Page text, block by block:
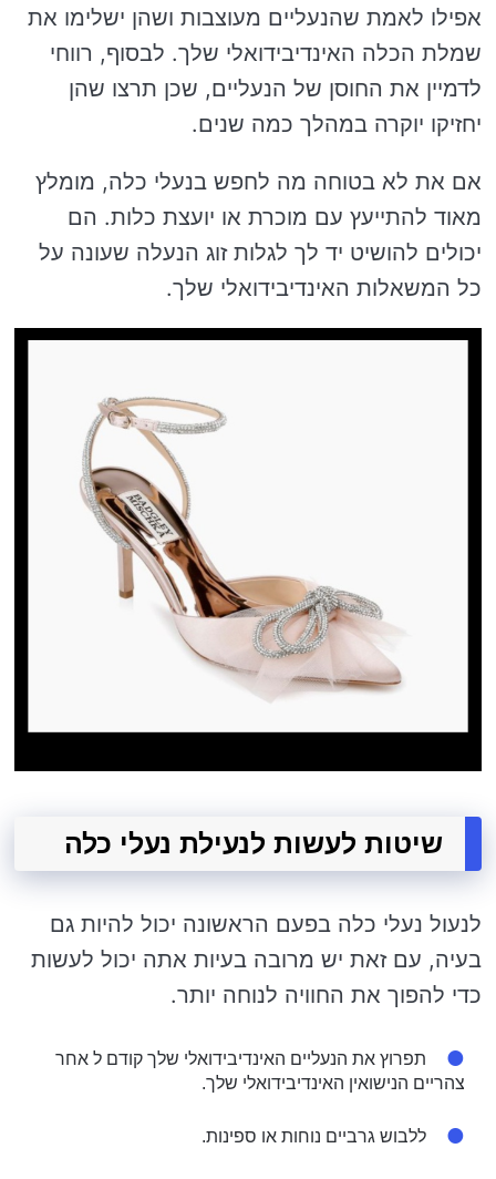
אפילו לאמת שהנעליים מעוצבות ושהן ישלימו את
שמלת הכלה האינדיבידואלי שלך. לבסוף, רווחי
לדמיין את החוסן של הנעליים, שכן תרצו שהן
יחזיקו יוקרה במהלך כמה שנים.
אם את לא בטוחה מה לחפש בנעלי כלה, מומלץ
מאוד להתייעץ עם מוכרת או יועצת כלות. הם
יכולים להושיט יד לך לגלות זוג הנעלה שעונה על
כל המשאלות האינדיבידואלי שלך.
שיטות לעשות לנעילת נעלי כלה
לנעול נעלי כלה בפעם הראשונה יכול להיות גם
בעיה, עם זאת יש מרובה בעיות אתה יכול לעשות
כדי להפוך את החוויה לנוחה יותר.
תפרוץ את הנעליים האינדיבידואלי שלך קודם ל אחר
צהריים הנישואין האינדיבידואלי שלך.
ללבוש גרביים נוחות או ספינות.